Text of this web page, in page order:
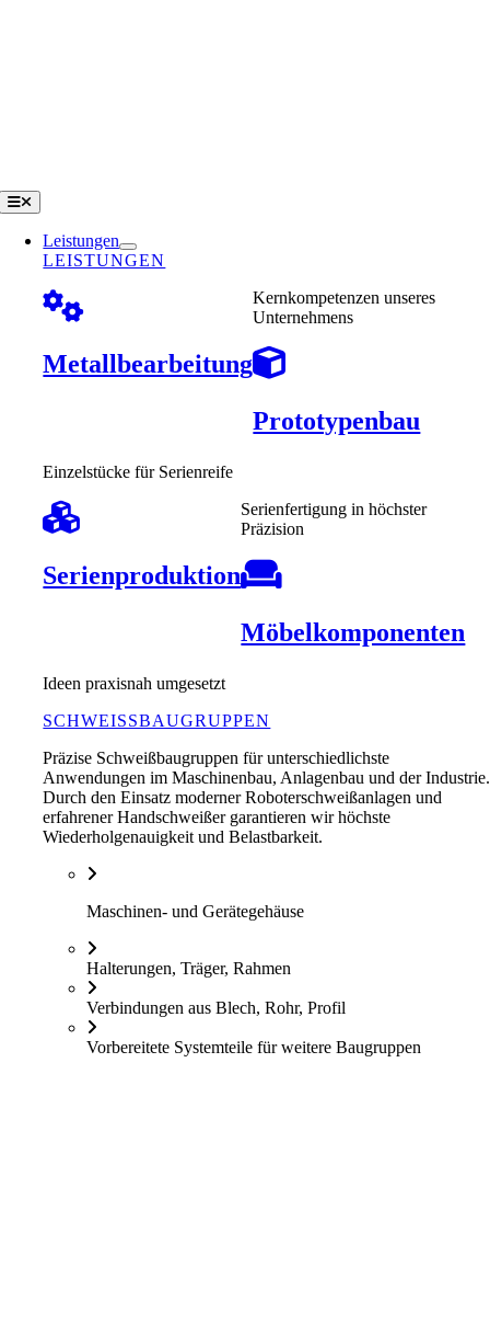
Toggle
Navigation
Leistungen
LEISTUNGEN
Metallbearbeitung
Kernkompetenzen unseres
Unternehmens
Prototypenbau
Einzelstücke für Serienreife
Serienproduktion
Serienfertigung in höchster
Präzision
Möbelkomponenten
Ideen praxisnah umgesetzt
SCHWEISSBAUGRUPPEN
Präzise Schweißbaugruppen für unterschiedlichste
Anwendungen im Maschinenbau, Anlagenbau und der Industrie.
Durch den Einsatz moderner Roboterschweißanlagen und
erfahrener Handschweißer garantieren wir höchste
Wiederholgenauigkeit und Belastbarkeit.
Maschinen- und Gerätegehäuse
Halterungen, Träger, Rahmen
Verbindungen aus Blech, Rohr, Profil
Vorbereitete Systemteile für weitere Baugruppen